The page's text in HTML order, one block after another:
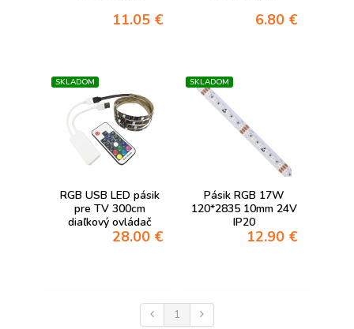
11.05 € 6.80 €
RGB USB LED pásik
pre TV 300cm
diaľkový ovládač
30LED 21,6W
28.00 €
SKLADOM
Pásik RGB 17W
120*2835 10mm 24V
IP20
12.90 €
SKLADOM
1